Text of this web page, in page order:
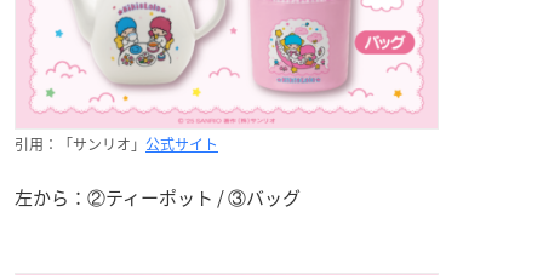
引用：「サンリオ」 公式サイト
左から：②ティーポット / ③バッグ